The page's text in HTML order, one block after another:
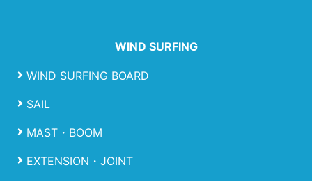
WIND SURFING
WIND SURFING BOARD
SAIL
MAST・BOOM
EXTENSION・JOINT